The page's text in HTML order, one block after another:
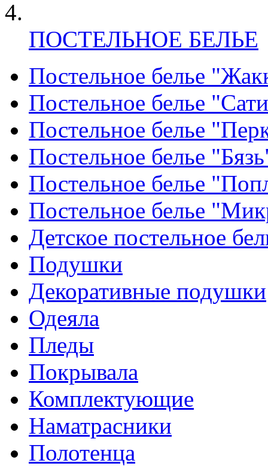
ПОСТЕЛЬНОЕ БЕЛЬЕ
Постельное белье
Постельное белье
Постельное белье
Постельное белье
Постельное белье
Постельное белье
Детское постельное
Подушки
Декоративные подушки
Одеяла
Пледы
Покрывала
Комплектующие
Наматрасники
Полотенца